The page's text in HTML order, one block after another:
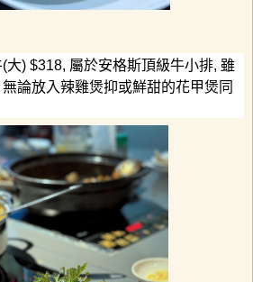
(大) $318, 屬於安格斯頂級牛小排, 雖
無論放入辣雞煲抑或鮮甜的花甲煲同